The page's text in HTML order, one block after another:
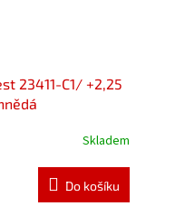
23411-C1/ +2,25
Skladem
Do košíku